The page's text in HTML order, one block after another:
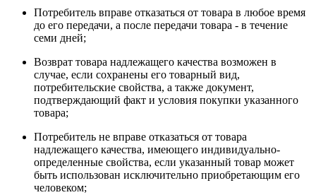
Потребитель вправе отказаться от товара в любое время
до его передачи, а после передачи товара - в течение
семи дней;
Возврат товара надлежащего качества возможен в
случае, если сохранены его товарный вид,
потребительские свойства, а также документ,
подтверждающий факт и условия покупки указанного
товара;
Потребитель не вправе отказаться от товара
надлежащего качества, имеющего индивидуально-
определенные свойства, если указанный товар может
быть использован исключительно приобретающим его
человеком;